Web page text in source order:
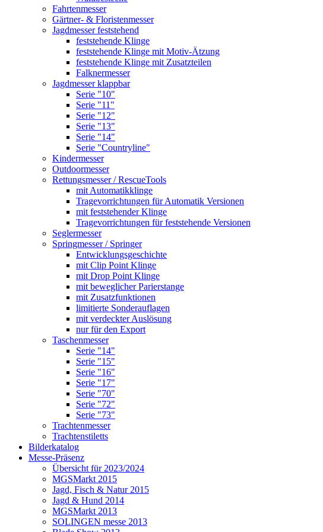
Fahrtenmesser
Gärtner- & Floristenmesser
Jagdmesser feststehend
feststehende Klinge
feststehende Klinge mit Motiv-Ätzung
feststehende Klinge mit Zusatzteilen
Falknermesser
Jagdmesser klappbar
Serie "10"
Serie "11"
Serie "12"
Serie "13"
Serie "14"
Serie "Countryline"
Kindermesser
Outdoormesser
Rettungsmesser / RescueTools
mit Automatikklinge
Tragevorrichtungen für Automatik Versionen
mit feststehender Klinge
Tragevorrichtungen für feststehende Versionen
Seglermesser
Springmesser / Springer
Entwicklungsgeschichte
mit Clip Point Klinge
mit Drop Point Klinge
mit beweglicher Parierstange
mit Zusatzfunktionen
limitierte Sonderauflagen
mit verdeckter Auslösung
nur für den Export
Taschenmesser
Serie "14"
Serie "15"
Serie "16"
Serie "17"
Serie "70"
Serie "72"
Serie "73"
Trachtenmesser
Trachtenstiletts
Bilderkatalog
Messe-Präsenz
Übersicht für 2023/2024
MGSMarkt 2015
Jagd, Fisch & Natur 2015
Jagd & Hund 2014
MGSMarkt 2013
SOLINGEN messe 2013